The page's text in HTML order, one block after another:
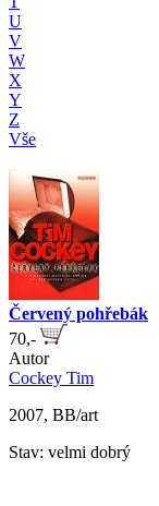
U
V
W
X
Y
Z
Vše
Červený pohřebák
70,-
Autor
Cockey Tim
2007, BB/art
Stav: velmi dobrý